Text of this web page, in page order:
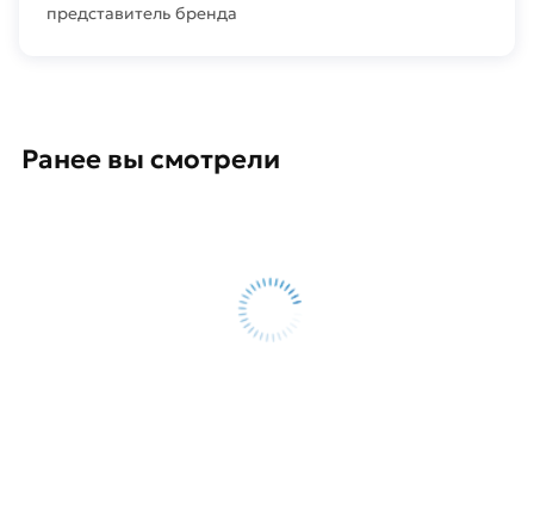
представитель бренда
Ранее вы смотрели